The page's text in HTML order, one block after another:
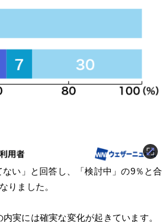
い」と回答し、「検討中」の9％と合
りました。
実には確実な変化が起きています。